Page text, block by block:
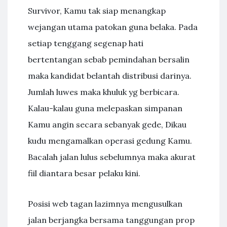
Survivor, Kamu tak siap menangkap
wejangan utama patokan guna belaka. Pada
setiap tenggang segenap hati
bertentangan sebab pemindahan bersalin
maka kandidat belantah distribusi darinya.
Jumlah luwes maka khuluk yg berbicara.
Kalau-kalau guna melepaskan simpanan
Kamu angin secara sebanyak gede, Dikau
kudu mengamalkan operasi gedung Kamu.
Bacalah jalan lulus sebelumnya maka akurat
fiil diantara besar pelaku kini.
Posisi web tagan lazimnya mengusulkan
jalan berjangka bersama tanggungan prop